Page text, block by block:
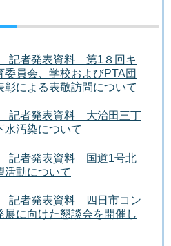
記者発表資料 第1８回キ
委員会、学校およびPTA団
彰による表敬訪問について
記者発表資料 大治田三丁
水汚染について
記者発表資料 国道1号北
活動について
記者発表資料 四日市コン
展に向けた懇談会を開催し